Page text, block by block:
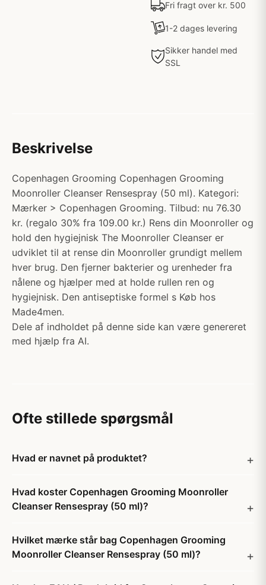
Fri fragt over kr. 500
1-2 dages levering
Sikker handel med
SSL
Beskrivelse
Copenhagen Grooming Copenhagen Grooming
Moonroller Cleanser Rensespray (50 ml). Kategori:
Mærker > Copenhagen Grooming. Tilbud: nu 76.30
kr. (regalo 30% fra 109.00 kr.) Rens din Moonroller og
hold den hygiejnisk The Moonroller Cleanser er
udviklet til at rense din Moonroller grundigt mellem
hver brug. Den fjerner bakterier og urenheder fra
nålene og hjælper med at holde rullen ren og
hygiejnisk. Den antiseptiske formel s Køb hos
Made4men.
Dele af indholdet på denne side kan være genereret
med hjælp fra AI.
Ofte stillede spørgsmål
Hvad er navnet på produktet?
Hvad koster Copenhagen Grooming Moonroller
Cleanser Rensespray (50 ml)?
Hvilket mærke står bag Copenhagen Grooming
Moonroller Cleanser Rensespray (50 ml)?